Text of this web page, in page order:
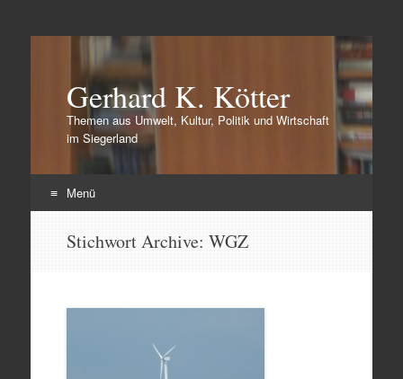
Gerhard K. Kötter
Themen aus Umwelt, Kultur, Politik und Wirtschaft
im Siegerland
Menü
Stichwort Archive: WGZ